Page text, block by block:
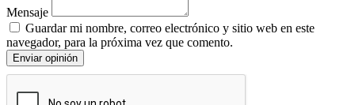
Mensaje
Guardar mi nombre, correo electrónico y sitio web en este
navegador, para la próxima vez que comento.
Enviar opinión